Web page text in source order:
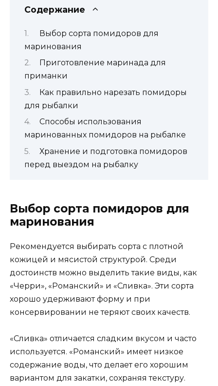
Содержание
Выбор сорта помидоров для
маринования
Приготовление маринада для
приманки
Как правильно нарезать помидоры
для рыбалки
Способы использования
маринованных помидоров на рыбалке
Хранение и подготовка помидоров
перед выездом на рыбалку
Выбор сорта помидоров для
маринования
Рекомендуется выбирать сорта с плотной
кожицей и мясистой структурой. Среди
достоинств можно выделить такие виды, как
«Черри», «Романский» и «Сливка». Эти сорта
хорошо удерживают форму и при
консервировании не теряют своих качеств.
«Сливка» отличается сладким вкусом и часто
используется. «Романский» имеет низкое
содержание воды, что делает его хорошим
вариантом для закатки, сохраняя текстуру.